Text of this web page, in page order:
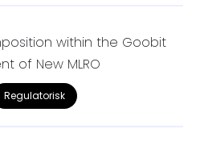
within the Goobit
of New MLRO
Regulatorisk